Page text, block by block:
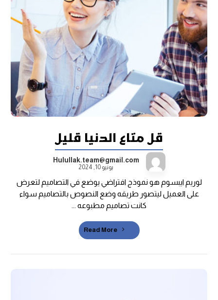
قل متاع الدنيا قليل
Hulullak.team@gmail.com
يونيو 10, 2024
لوريم ايبسوم هو نموذج افتراضي يوضع في التصاميم لتعرض
على العميل ليتصور طريقه وضع النصوص بالتصاميم سواء
كانت تصاميم مطبوعه ...
Read More